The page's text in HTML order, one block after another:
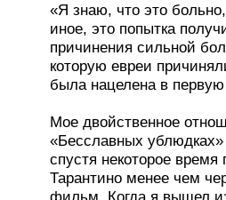
«Я знаю, что это
иное, это попытка
причинения сильной
которую евреи
была нацелена в
Мое двойственное
«Бесславных
спустя некоторое
Тарантино менее чем
фильм. Когда я вышел